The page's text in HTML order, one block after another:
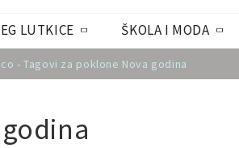
LUTKICE ŠKOLA I MODA
- Tagovi za poklone Nova godina